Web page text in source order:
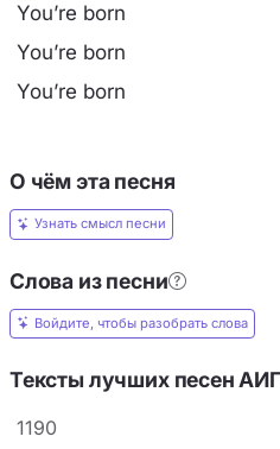
You’re born
You’re born
You’re born
О чём эта песня
Узнать смысл песни
Слова из песни
Войдите, чтобы разобрать слова
Тексты лучших песен
1190